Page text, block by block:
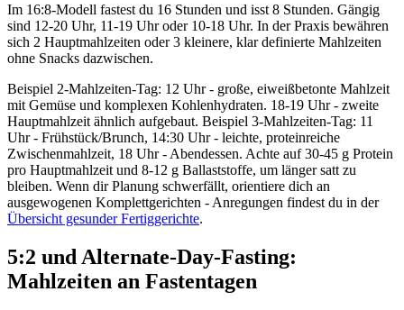
Im 16:8-Modell fastest du 16 Stunden und isst 8 Stunden. Gängig
sind 12-20 Uhr, 11-19 Uhr oder 10-18 Uhr. In der Praxis bewähren
sich 2 Hauptmahlzeiten oder 3 kleinere, klar definierte Mahlzeiten
ohne Snacks dazwischen.
Beispiel 2-Mahlzeiten-Tag: 12 Uhr - große, eiweißbetonte Mahlzeit
mit Gemüse und komplexen Kohlenhydraten. 18-19 Uhr - zweite
Hauptmahlzeit ähnlich aufgebaut. Beispiel 3-Mahlzeiten-Tag: 11
Uhr - Frühstück/Brunch, 14:30 Uhr - leichte, proteinreiche
Zwischenmahlzeit, 18 Uhr - Abendessen. Achte auf 30-45 g Protein
pro Hauptmahlzeit und 8-12 g Ballaststoffe, um länger satt zu
bleiben. Wenn dir Planung schwerfällt, orientiere dich an
ausgewogenen Komplettgerichten - Anregungen findest du in der
Übersicht gesunder Fertiggerichte.
5:2 und Alternate-Day-Fasting:
Mahlzeiten an Fastentagen